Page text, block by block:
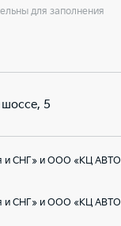
для заполнения
5
СНГ» и ООО «КЦ
СНГ» и ООО «КЦ